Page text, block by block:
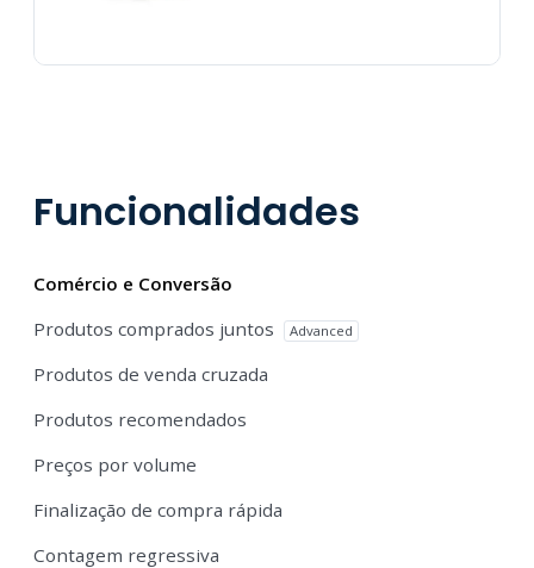
Funcionalidades
Comércio e Conversão
Produtos comprados juntos
Advanced
Produtos de venda cruzada
Produtos recomendados
Preços por volume
Finalização de compra rápida
Contagem regressiva